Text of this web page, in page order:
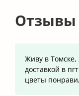
Отзывы
Живу в Томске,
доставкой в
цветы